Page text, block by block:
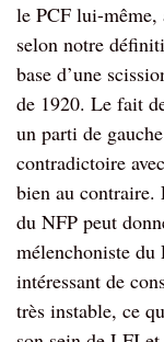
le PCF lui-même,
selon notre
base d’une
de 1920. Le fait
un parti de
contradictoire
bien au contraire.
du NFP peut
mélenchoniste du
intéressant de
très instable, ce